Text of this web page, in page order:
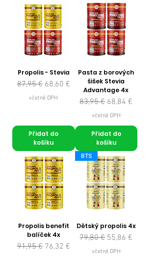
Propolis - Stevia
Běžná cena
87,95 € Zvýhodněná cena
68,60 €
včetně DPH
Přidat do
košíku
Pasta z borových
šišek Stevia
Advantage 4x
Běžná cena
83,95 € Zvýhodněná
68,84 €
včetně DPH
Přidat do
košíku
Propolis benefit
balíček 4x
Běžná cena
91,95 € Zvýhodněná cena
76,32 €
BTS
Dětský propolis 4x
Běžná cena
79,80 € Zvýhodněná
55,86 €
včetně DPH